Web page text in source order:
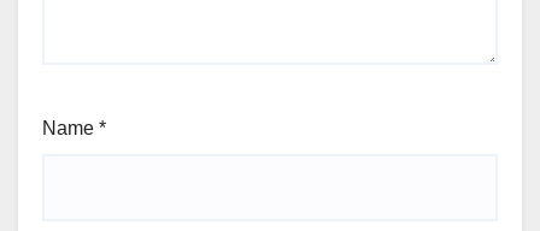
Name *